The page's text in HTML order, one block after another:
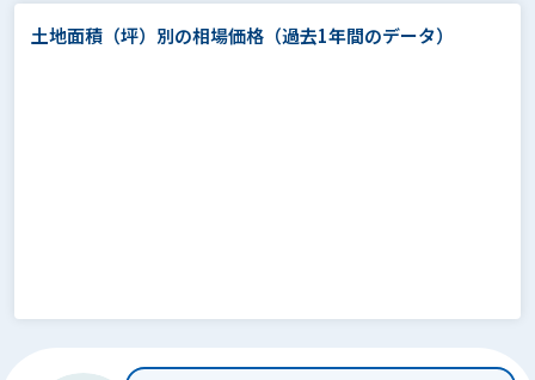
土地面積（坪）別の相場価格 （過去1年間のデータ）